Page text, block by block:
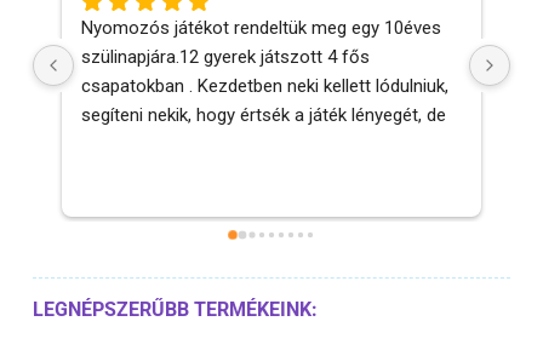
Nyomozós játékot rendeltük meg egy 10éves
szülinapjára.12 gyerek játszott 4 fős
csapatokban . Kezdetben neki kellett lódulniuk,
segíteni nekik, hogy értsék a játék lényegét, de
játék, kikapcsolódás.
LEGNÉPSZERŰBB TERMÉKEINK: